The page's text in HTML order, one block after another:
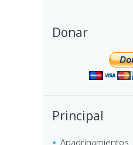
Donar
Principal
Apadrinamientos